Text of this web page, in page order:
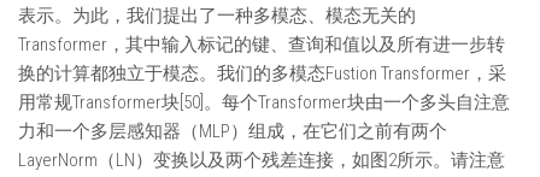
表示。为此，我们提出了一种多模态、模态无关的
Transformer，其中输入标记的键、查询和值以及所有进一步转
换的计算都独立于模态。我们的多模态Fustion Transformer，采
用常规Transformer块[50]。每个Transformer块由一个多头自注意
力和一个多层感知器（MLP）组成，在它们之前有两个
LayerNorm（LN）变换以及两个残差连接，如图2所示。请注意